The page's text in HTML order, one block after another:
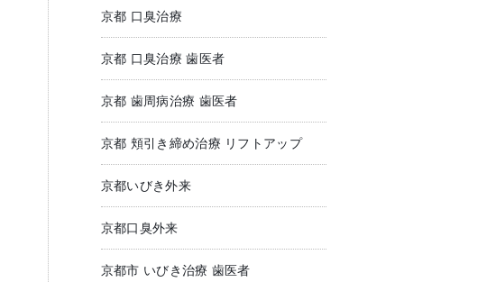
京都 口臭治療
京都 口臭治療 歯医者
京都 歯周病治療 歯医者
京都 頬引き締め治療 リフトアップ
京都いびき外来
京都口臭外来
京都市 いびき治療 歯医者